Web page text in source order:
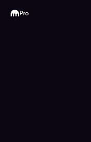
Kraken
Pro